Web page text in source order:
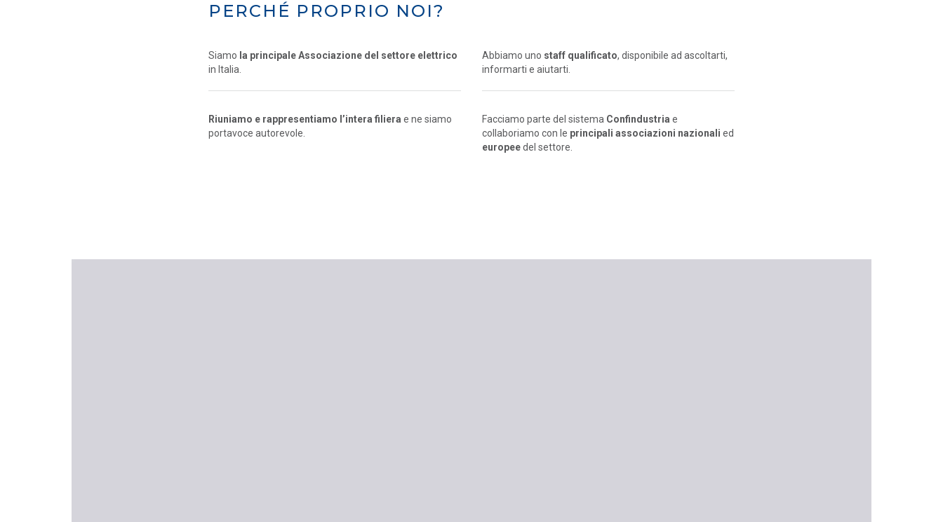
PERCHÉ PROPRIO NOI?
Siamo la principale Associazione del settore elettrico
in Italia.
Abbiamo uno staff qualificato, disponibile ad ascoltarti,
informarti e aiutarti.
Riuniamo e rappresentiamo l’intera filiera e ne siamo
portavoce autorevole.
Facciamo parte del sistema Confindustria e
collaboriamo con le principali associazioni nazionali ed
europeedel settore.